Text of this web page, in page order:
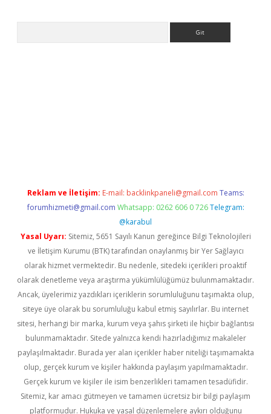
Reklam ve İletişim: E-mail: backlinkpaneli@gmail.com Teams:
forumhizmeti@gmail.com Whatsapp: 0262 606 0 726 Telegram:
@karabul
Yasal Uyarı: Sitemiz, 5651 Sayılı Kanun gereğince Bilgi Teknolojileri
ve İletişim Kurumu (BTK) tarafından onaylanmış bir Yer Sağlayıcı
olarak hizmet vermektedir. Bu nedenle, sitedeki içerikleri proaktif
olarak denetleme veya araştırma yükümlülüğümüz bulunmamaktadır.
Ancak, üyelerimiz yazdıkları içeriklerin sorumluluğunu taşımakta olup,
siteye üye olarak bu sorumluluğu kabul etmiş sayılırlar. Bu internet
sitesi, herhangi bir marka, kurum veya şahıs şirketi ile hiçbir bağlantısı
bulunmamaktadır. Sitede yalnızca kendi hazırladığımız makaleler
paylaşılmaktadır. Burada yer alan içerikler haber niteliği taşımamakta
olup, gerçek kurum ve kişiler hakkında paylaşım yapılmamaktadır.
Gerçek kurum ve kişiler ile isim benzerlikleri tamamen tesadüfidir.
Sitemiz, kar amacı gütmeyen ve tamamen ücretsiz bir bilgi paylaşım
platformudur. Hukuka ve yasal düzenlemelere aykırı olduğunu